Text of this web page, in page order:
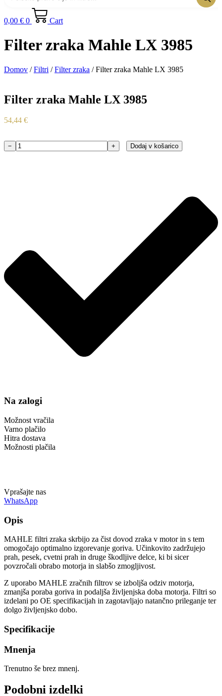
0,00 € 0 Cart
Filter zraka Mahle LX 3985
Domov /Filtri /Filter zraka / Filter zraka Mahle LX 3985
Filter zraka Mahle LX 3985
54,44 €
Filter
− + Dodaj v košarico
Na zalogi
Možnost vračila
Varno plačilo
Hitra dostava
Možnosti plačila
Vprašajte nas
WhatsApp
Opis
MAHLE filtri zraka skrbijo za čist dovod zraka v motor in s tem
omogočajo optimalno izgorevanje goriva. Učinkovito zadržujejo
prah, pesek, cvetni prah in druge škodljive delce, ki bi sicer
povzročali obrabo motorja in slabšo zmogljivost.
Z uporabo MAHLE zračnih filtrov se izboljša odziv motorja,
zmanjša poraba goriva in podaljša življenjska doba motorja. Filtri so
izdelani po OE specifikacijah in zagotavljajo natančno prileganje ter
dolgo življenjsko dobo.
Specifikacije
Mnenja
Trenutno še brez mnenj.
Podobni izdelki